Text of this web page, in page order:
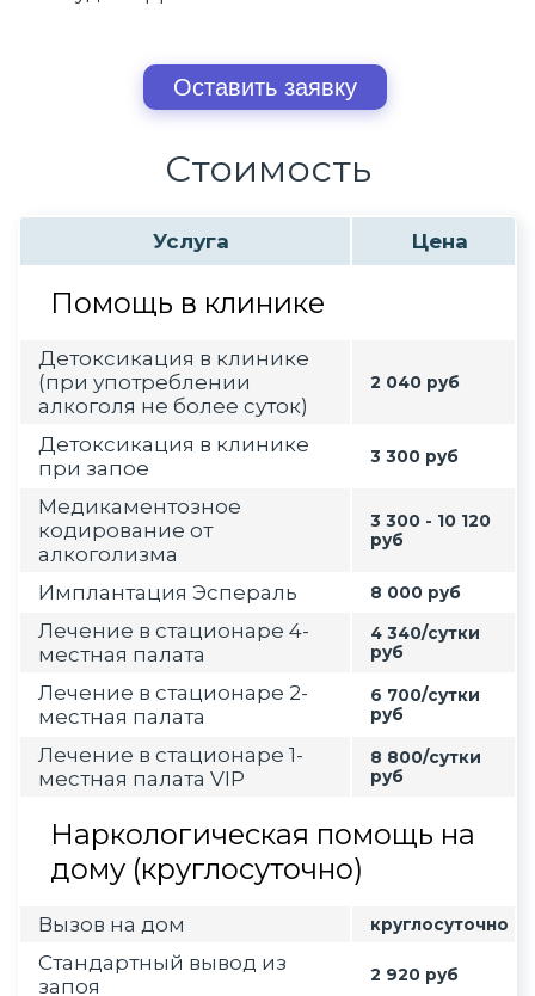
Оставить заявку
Стоимость
Услуга Цена
Помощь в клинике
Детоксикация в клинике
(при употреблении
алкоголя не более суток)
2 040 руб
Детоксикация в клинике
при запое
3 300 руб
Медикаментозное
кодирование от
алкоголизма
3 300 - 10 120
руб
Имплантация Эспераль 8 000 руб
Лечение в стационаре 4-
местная палата
4 340/сутки
руб
Лечение в стационаре 2-
местная палата
6 700/сутки
руб
Лечение в стационаре 1-
местная палата VIP
8 800/сутки
руб
Наркологическая помощь на
дому (круглосуточно)
Вызов на дом круглосуточно
Стандартный вывод из
запоя
2 920 руб